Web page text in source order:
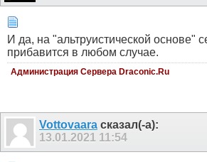
И да, на "альтруистической основе"
прибавится в любом случае.
Администрация Сервера Draconic.Ru
Vottovaara сказал(-а):
13.01.2021 11:54